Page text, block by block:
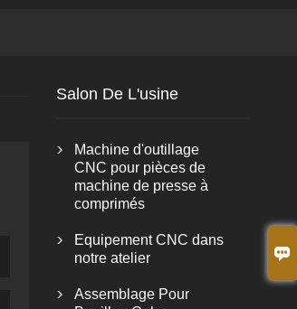

Salon De L'usine

Machine d'outillage
CNC pour pièces de
machine de presse à
comprimés

Equipement CNC dans
notre atelier

Assemblage Pour